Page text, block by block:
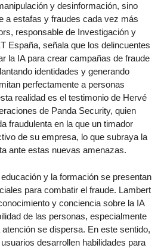
y desinformación, sino
a estafas y fraudes cada vez más
responsable de Investigación y
España, señala que los delincuentes
la IA para crear campañas de fraude
identidades y generando
perfectamente a personas
realidad es el testimonio de Hervé
de Panda Security, quien
fraudulenta en la que un timador
de su empresa, lo que subraya la
ante estas nuevas amenazas.
y la formación se presentan
para combatir el fraude. Lambert
y conciencia sobre la IA
de las personas, especialmente
se dispersa. En este sentido,
desarrollen habilidades para